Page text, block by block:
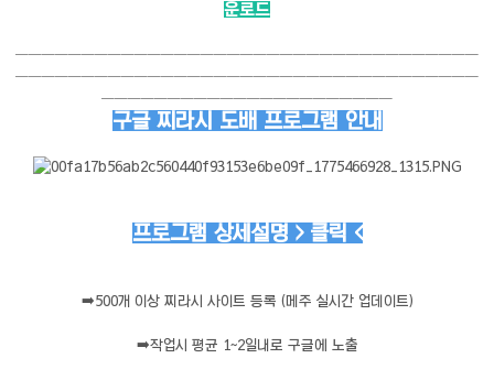
운로드
───────────────────────────────────
───────────────────────────────────
──────────────────────
구글 찌라시 도배 프로그램 안내
프로그램 상세설명 > 클릭 <
➡️500개 이상 찌라시 사이트 등록 (메주 실시간 업데이트)
➡️작업시 평균 1~2일내로 구글에 노출